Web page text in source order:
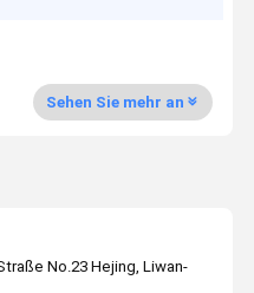
Sehen Sie mehr an
No.23 Hejing, Liwan-